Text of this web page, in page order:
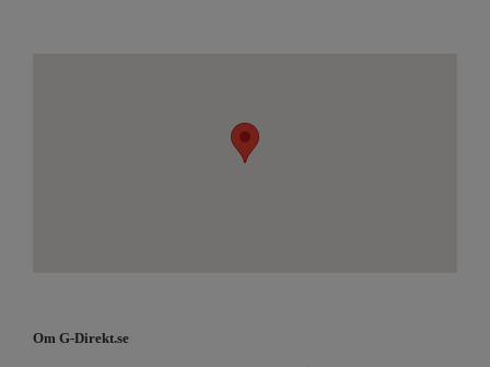
Om G-Direkt.se